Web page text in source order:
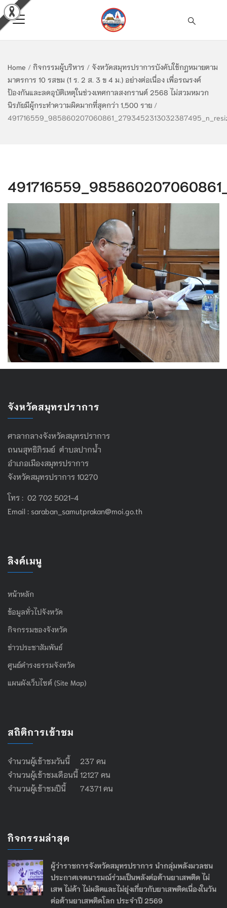
Home / กิจกรรมผู้บริหาร / จังหวัดสมุทรปราการบังคับใช้กฎหมายตาม
มาตรการ 10 รสขม (1 ร. 2 ส. 3 ข 4 ม.) อย่างต่อเนื่อง เพื่อรณรงค์
ป้องกันและลดอุบัติเหตุในช่วงเทศกาลสงกรานต์ 2568 ไม่สวมหมวก
นิรภัยมีผู้กระทำความผิดมากที่สุดกว่า 1,500 ราย /
จังหวัดสมุทรปราการ
ศาลากลางจังหวัดสมุทรปราการ
ถนนสุทธิภิรมย์ ตำบลปากน้ำ
อำเภอเมืองสมุทรปราการ
จังหวัดสมุทรปราการ 10270
โทร : 02 702 5021-4
Email : saraban_samutprakan@moi.go.th
ลิงค์เมนู
หน้าหลัก
ข้อมูลทั่วไปจังหวัด
กิจกรรมของจังหวัด
ข่าวประชาสัมพันธ์
ศูนย์ดำรงธรรมจังหวัด
แผนผังเว็บไซต์ (Site Map)
สถิติการเข้าชม
จำนวนผู้เข้าชมวันนี้ 237 คน
จำนวนผู้เข้าชมเดือนนี้ 12127 คน
จำนวนผู้เข้าชมปีนี้ 74371 คน
กิจกรรมล่าสุด
ผู้ว่าราชการจังหวัดสมุทรปราการ นำกลุ่มพลังมวลชน
ประกาศเจตนารมณ์ร่วมเป็นพลังต่อต้านยาเสพติด ไม่
เสพ ไม่ค้า ไม่ผลิตและไม่ยุ่งเกี่ยวกับยาเสพติดเนื่องในวัน
ต่อต้านยาเสพติดโลก ประจำปี 2569